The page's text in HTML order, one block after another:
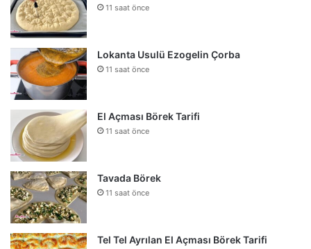
11 saat önce
Lokanta Usulü Ezogelin Çorba
11 saat önce
El Açması Börek Tarifi
11 saat önce
Tavada Börek
11 saat önce
Tel Tel Ayrılan El Açması Börek Tarifi